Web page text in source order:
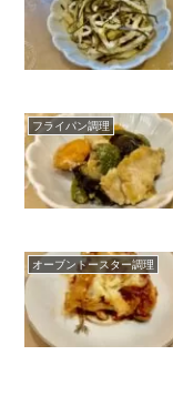
フライパン調理
オーブントースター調理